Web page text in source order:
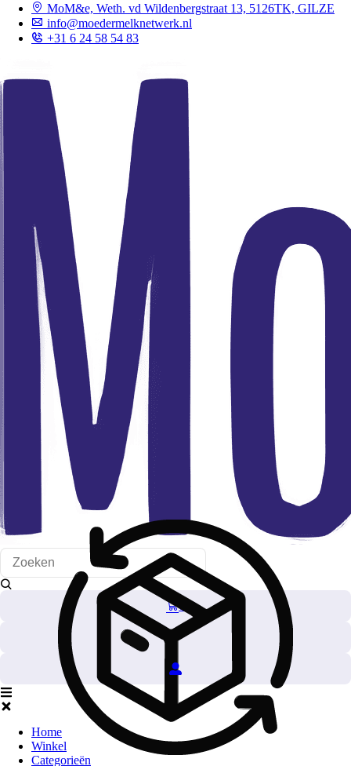
MoM&e, Weth. vd Wildenbergstraat 13, 5126TK, GILZE
info@moedermelknetwerk.nl
+31 6 24 58 54 83
0
Home
Winkel
Categorieën